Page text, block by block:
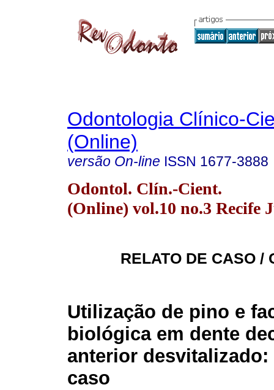
Odontologia Clínico-
(Online)
versão On-line ISSN 1677-3888
Odontol. Clín.-Cient.
(Online) vol.10 no.3 Recife
RELATO DE CASO /
Utilização de pino e
biológica em dente
anterior desvitalizado:
caso